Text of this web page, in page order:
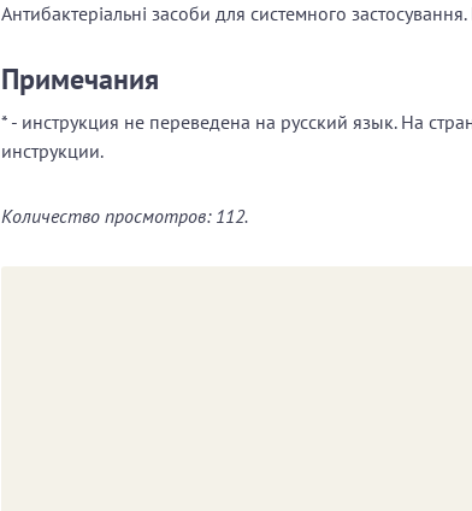
Антибактеріальні засоби для системного
Примечания
* - инструкция не переведена на русский язык. На
инструкции.
Количество просмотров: 112.